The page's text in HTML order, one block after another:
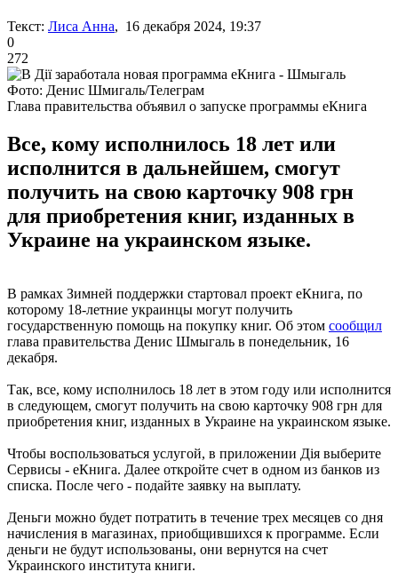
Текст: Лиса Анна, 16 декабря 2024, 19:37
0
272
Фото: Денис Шмигаль/Телеграм
Глава правительства объявил о запуске программы еКнига
Все, кому исполнилось 18 лет или
исполнится в дальнейшем, смогут
получить на свою карточку 908 грн
для приобретения книг, изданных в
Украине на украинском языке.
В рамках Зимней поддержки стартовал проект еКнига, по
которому 18-летние украинцы могут получить
государственную помощь на покупку книг. Об этом сообщил
глава правительства Денис Шмыгаль в понедельник, 16
декабря.
Так, все, кому исполнилось 18 лет в этом году или исполнится
в следующем, смогут получить на свою карточку 908 грн для
приобретения книг, изданных в Украине на украинском языке.
Чтобы воспользоваться услугой, в приложении Дія выберите
Сервисы - еКнига. Далее откройте счет в одном из банков из
списка. После чего - подайте заявку на выплату.
Деньги можно будет потратить в течение трех месяцев со дня
начисления в магазинах, приобщившихся к программе. Если
деньги не будут использованы, они вернутся на счет
Украинского института книги.